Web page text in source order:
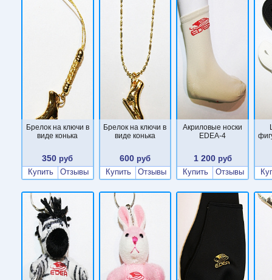
Брелок на ключи в
виде конька
350 руб
Купить
Отзывы
Брелок на ключи в
виде конька
600 руб
Купить
Отзывы
Акриловые носки
EDEA-4
1 200руб
Купить
Отзывы